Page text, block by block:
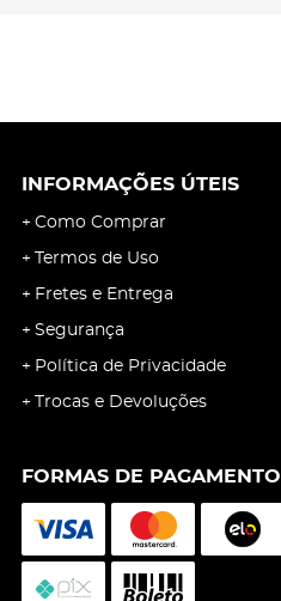
INFORMAÇÕES ÚTEIS
Como Comprar
Termos de Uso
Fretes e Entrega
Segurança
Política de Privacidade
Trocas e Devoluções
FORMAS DE PAGAMENTO